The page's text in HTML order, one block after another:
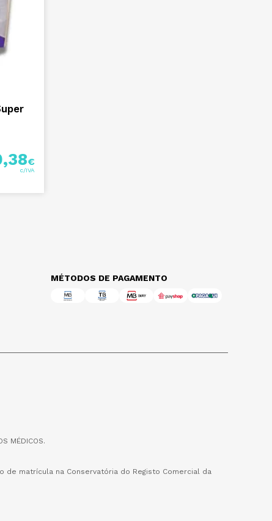
€
MÉTODOS DE PAGAMENTO
MÉDICOS.
de matrícula na Conservatória do Registo Comercial da